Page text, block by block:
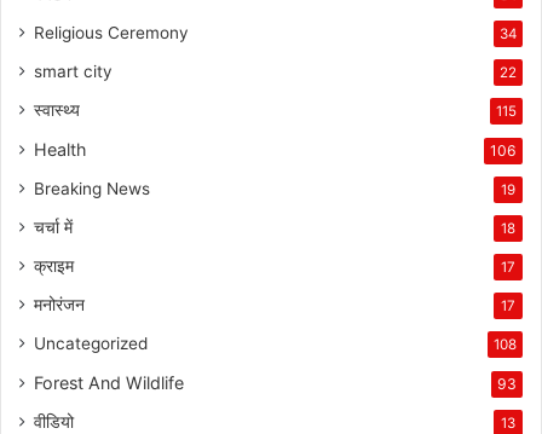
Religious Ceremony 34
smart city 22
स्वास्थ्य 115
Health 106
Breaking News 19
चर्चा में 18
क्राइम 17
मनोरंजन 17
Uncategorized 108
Forest And Wildlife 93
वीडियो 13